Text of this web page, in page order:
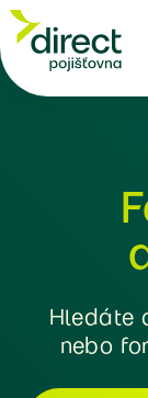
Hledáte
nebo